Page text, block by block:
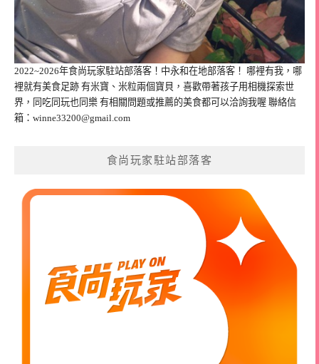
2022~2026年食尚玩家駐站部落客！中永和在地部落客！ 哪裡有我，哪
裡就有美食足跡 有米寶、米粒兩個寶貝，喜歡帶著孩子用相機探索世
界，同吃同玩也同樂 有相關問題或推薦的美食都可以洽詢我喔 聯絡信
箱： winne33200@gmail.com
食尚玩家駐站部落客